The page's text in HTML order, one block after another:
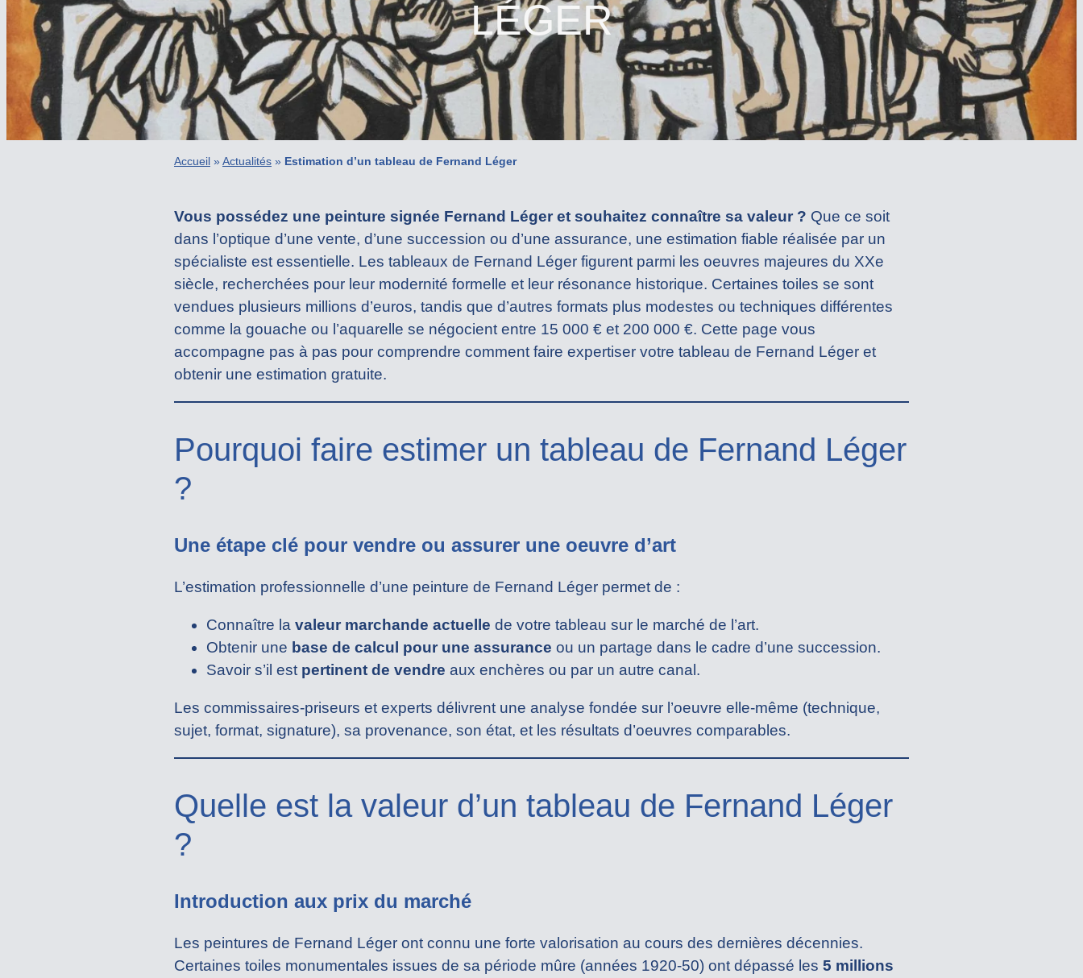
LÉGER
Accueil »Actualités » Estimation d’un tableau de Fernand Léger
Vous possédez une peinture signée Fernand Léger et souhaitez connaître sa valeur ? Que ce soit
dans l’optique d’une vente, d’une succession ou d’une assurance, une estimation fiable réalisée par un
spécialiste est essentielle. Les tableaux de Fernand Léger figurent parmi les oeuvres majeures du XXe
siècle, recherchées pour leur modernité formelle et leur résonance historique. Certaines toiles se sont
vendues plusieurs millions d’euros, tandis que d’autres formats plus modestes ou techniques différentes
comme la gouache ou l’aquarelle se négocient entre 15 000 € et 200 000 €. Cette page vous
accompagne pas à pas pour comprendre comment faire expertiser votre tableau de Fernand Léger et
obtenir une estimation gratuite.
Pourquoi faire estimer un tableau de Fernand Léger
?
Une étape clé pour vendre ou assurer une oeuvre d’art
L’estimation professionnelle d’une peinture de Fernand Léger permet de :
Connaître la valeur marchande actuelle de votre tableau sur le marché de l’art.
Obtenir une base de calcul pour une assurance ou un partage dans le cadre d’une succession.
Savoir s’il est pertinent de vendre aux enchères ou par un autre canal.
Les commissaires-priseurs et experts délivrent une analyse fondée sur l’oeuvre elle-même (technique,
sujet, format, signature), sa provenance, son état, et les résultats d’oeuvres comparables.
Quelle est la valeur d’un tableau de Fernand Léger
?
Introduction aux prix du marché
Les peintures de Fernand Léger ont connu une forte valorisation au cours des dernières décennies.
Certaines toiles monumentales issues de sa période mûre (années 1920-50) ont dépassé les 5 millions